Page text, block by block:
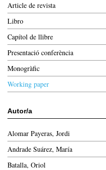
Article de revista
Libro
Capítol de llibre
Presentació conferència
Monogràfic
Working paper
Autor/a
Alomar Payeras, Jordi
Andrade Suárez, María
Batalla, Oriol